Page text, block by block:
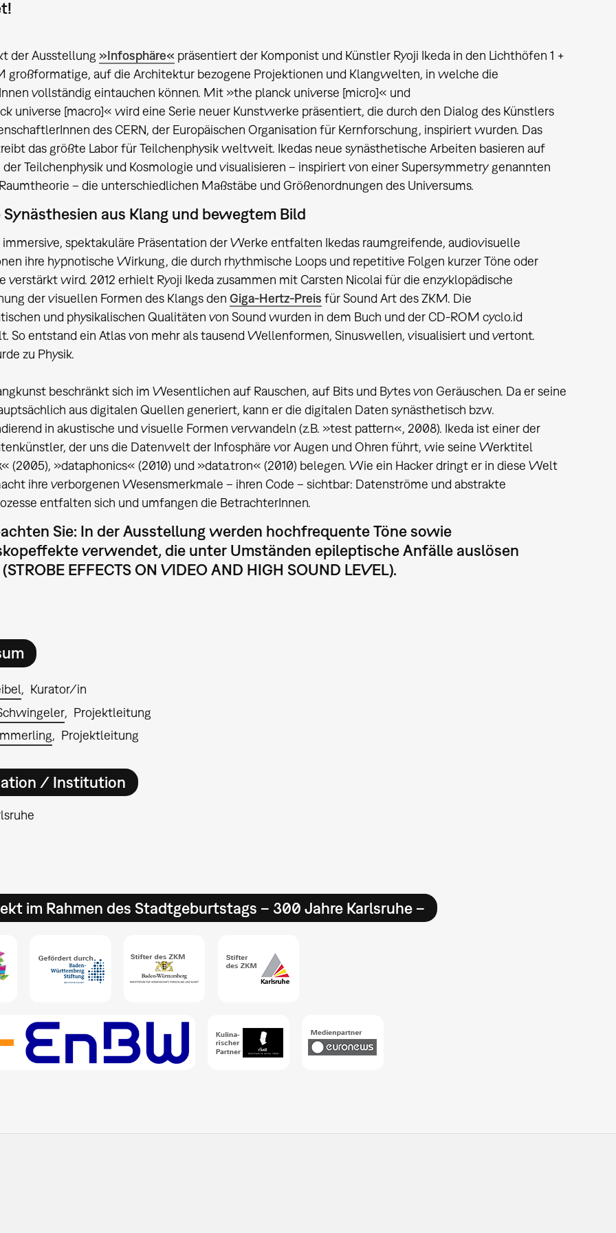
der Ausstellung »Infosphäre« präsentiert der Komponist und Künstler Ryoji Ikeda in den Lichthöfen 1 +
großformatige, auf die Architektur bezogene Projektionen und Klangwelten, in welche die
vollständig eintauchen können. Mit »the planck universe [micro]« und
universe [macro]« wird eine Serie neuer Kunstwerke präsentiert, die durch den Dialog des Künstlers
des CERN, der Europäischen Organisation für Kernforschung, inspiriert wurden. Das
das größte Labor für Teilchenphysik weltweit. Ikedas neue synästhetische Arbeiten basieren auf
der Teilchenphysik und Kosmologie und visualisieren – inspiriert von einer Supersymmetry genannten
– die unterschiedlichen Maßstäbe und Größenordnungen des Universums.
aus Klang und bewegtem Bild
immersive, spektakuläre Präsentation der Werke entfalten Ikedas raumgreifende, audiovisuelle
ihre hypnotische Wirkung, die durch rhythmische Loops und repetitive Folgen kurzer Töne oder
verstärkt wird. 2012 erhielt Ryoji Ikeda zusammen mit Carsten Nicolai für die enzyklopädische
der visuellen Formen des Klangs den Giga-Hertz-Preis für Sound Art des ZKM. Die
und physikalischen Qualitäten von Sound wurden in dem Buch und der CD-ROM cyclo.id
So entstand ein Atlas von mehr als tausend Wellenformen, Sinuswellen, visualisiert und vertont.
zu Physik.
beschränkt sich im Wesentlichen auf Rauschen, auf Bits und Bytes von Geräuschen. Da er seine
aus digitalen Quellen generiert, kann er die digitalen Daten synästhetisch bzw.
in akustische und visuelle Formen verwandeln (z.B. »test pattern«, 2008). Ikeda ist einer der
der uns die Datenwelt der Infosphäre vor Augen und Ohren führt, wie seine Werktitel
(2005), »dataphonics« (2010) und »data.tron« (2010) belegen. Wie ein Hacker dringt er in diese Welt
ihre verborgenen Wesensmerkmale – ihren Code – sichtbar: Datenströme und abstrakte
entfalten sich und umfangen die BetrachterInnen.
Sie: In der Ausstellung werden hochfrequente Töne sowie
verwendet, die unter Umständen epileptische Anfälle auslösen
EFFECTS ON VIDEO AND HIGH SOUND LEVEL).
Kurator/in
Projektleitung
Projektleitung
/ Institution
im Rahmen des Stadtgeburtstags – 300 Jahre Karlsruhe –